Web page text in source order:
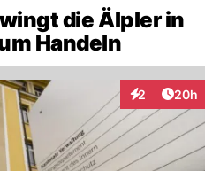
die Älpler in
Handeln
2
Interaktionen
20h